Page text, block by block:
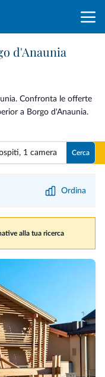
d'Anaunia
Confronta le offerte
a Borgo d'Anaunia.
, 1 camera Cerca
Ordina
alla tua ricerca